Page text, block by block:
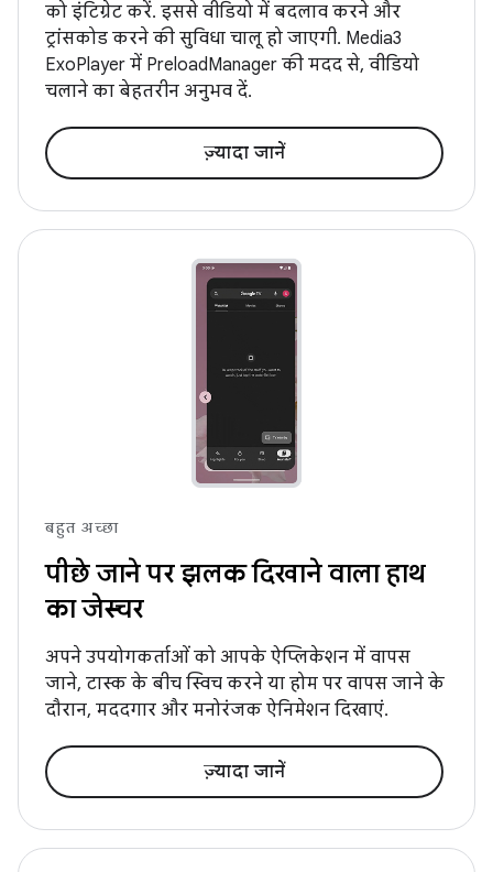
को इंटिग्रेट करें. इससे वीडियो में बदलाव करने और
ट्रांसकोड करने की सुविधा चालू हो जाएगी. Media3
ExoPlayer में PreloadManager की मदद से, वीडियो
चलाने का बेहतरीन अनुभव दें.
ज़्यादा जानें
बहुत अच्छा
पीछे जाने पर झलक दिखाने वाला हाथ
का जेस्चर
अपने उपयोगकर्ताओं को आपके ऐप्लिकेशन में वापस
जाने, टास्क के बीच स्विच करने या होम पर वापस जाने के
दौरान, मददगार और मनोरंजक ऐनिमेशन दिखाएं.
ज़्यादा जानें